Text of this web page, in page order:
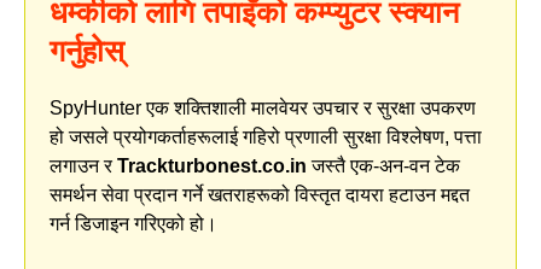
धम्कीको लागि तपाइँको कम्प्युटर स्क्यान
गर्नुहोस्
SpyHunter एक शक्तिशाली मालवेयर उपचार र सुरक्षा उपकरण
हो जसले प्रयोगकर्ताहरूलाई गहिरो प्रणाली सुरक्षा विश्लेषण, पत्ता
लगाउन रTrackturbonest.co.in जस्तै एक-अन-वन टेक
समर्थन सेवा प्रदान गर्ने खतराहरूको विस्तृत दायरा हटाउन मद्दत
गर्न डिजाइन गरिएको हो।